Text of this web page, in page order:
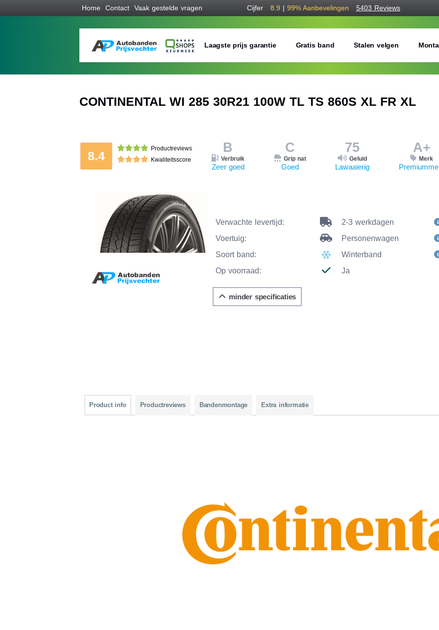
Home Contact Vaak gestelde vragen Cijfer 8.9 | 99% Aanbevelingen 5403 Reviews
Laagste prijs garantie Gratis band Stalen velgen
CONTINENTAL WI 285 30R21 100W TL TS 860S XL FR XL
8.4
Productreviews
Kwaliteitsscore
B
Verbruik
Zeer goed
C
Grip nat
Goed
75
Geluid
Lawaaierig
A+
Merk
Verwachte levertijd:
2-3 werkdagen
Voertuig:
Personenwagen
Soort band:
Winterband
Op voorraad:
Ja
minder specificaties
Product info Productreviews Bandenmontage Extra informatie